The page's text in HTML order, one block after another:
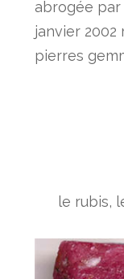
abrogée
janvier
pierres
le rubis,